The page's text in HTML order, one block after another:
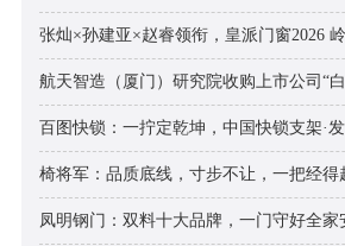
张灿×孙建亚×赵睿领衔，皇派门窗2026
航天智造（厦门）研究院收购上市公司“
百图快锁：一拧定乾坤，中国快锁支架·
椅将军：品质底线，寸步不让，一把经得
凤明钢门：双料十大品牌，一门守好全家